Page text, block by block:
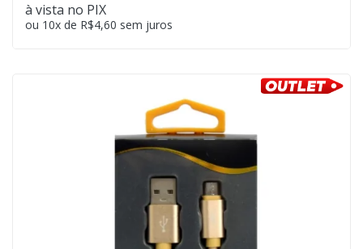
à vista no PIX
ou 10x de R$4,60 sem juros